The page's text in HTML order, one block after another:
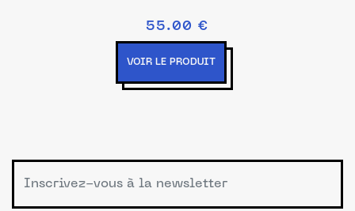
55.00 €
VOIR LE PRODUIT